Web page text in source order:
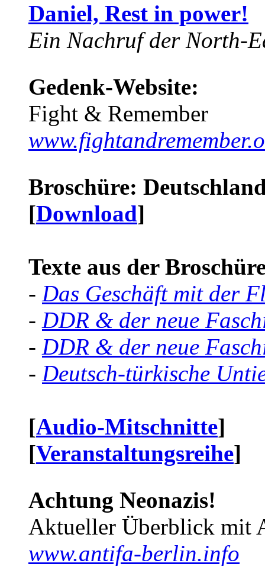
Daniel, Rest in power!
Ein Nachruf der North-
Gedenk-Website:
Fight & Remember
Broschüre:
[Download]
Texte aus der
- Das Geschäft mit der
- DDR & der neue
- DDR & der neue
- Deutsch-türkische
[Audio-Mitschnitte]
[Veranstaltungsreihe]
Achtung Neonazis!
Aktueller Überblick mit
www.antifa-berlin.info